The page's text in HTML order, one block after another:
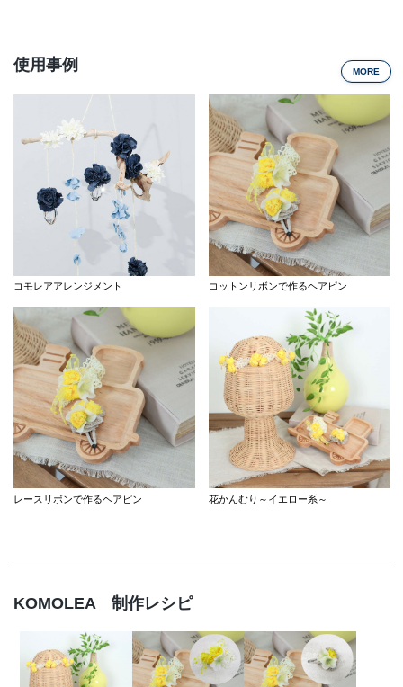
使用事例 MORE
コモレアアレンジメント コットンリボンで作るヘアピン
レースリボンで作るヘアピン 花かんむり～イエロー系～
KOMOLEA 制作レシピ